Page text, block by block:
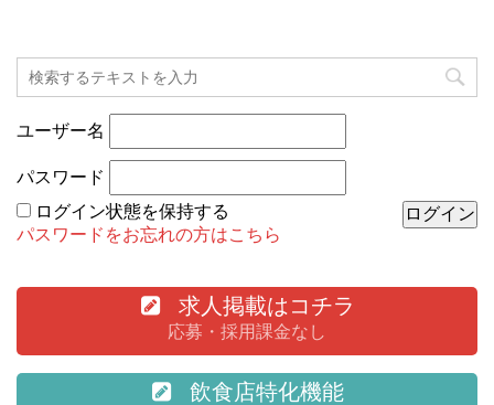
ユーザー名
パスワード
ログイン状態を保持する
パスワードをお忘れの方はこちら
求人掲載はコチラ
応募・採用課金なし
飲食店特化機能